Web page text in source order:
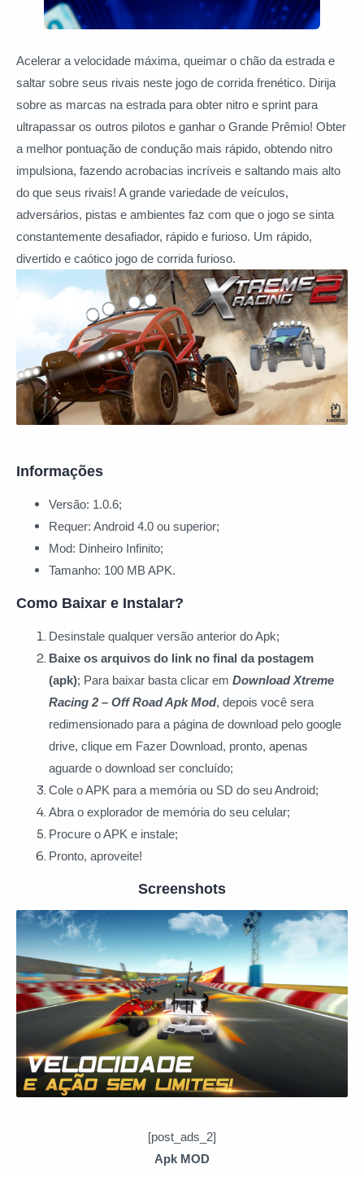
Acelerar a velocidade máxima, queimar o chão da estrada e
saltar sobre seus rivais neste jogo de corrida frenético. Dirija
sobre as marcas na estrada para obter nitro e sprint para
ultrapassar os outros pilotos e ganhar o Grande Prêmio! Obter
a melhor pontuação de condução mais rápido, obtendo nitro
impulsiona, fazendo acrobacias incríveis e saltando mais alto
do que seus rivais! A grande variedade de veículos,
adversários, pistas e ambientes faz com que o jogo se sinta
constantemente desafiador, rápido e furioso. Um rápido,
divertido e caótico jogo de corrida furioso.
Informações
Versão: 1.0.6;
Requer: Android 4.0 ou superior;
Mod: Dinheiro Infinito;
Tamanho: 100 MB APK.
Como Baixar e Instalar?
Desinstale qualquer versão anterior do Apk;
Baixe os arquivos do link no final da postagem
(apk); Para baixar basta clicar em Download Xtreme
Racing 2 – Off Road Apk Mod, depois você sera
redimensionado para a página de download pelo google
drive, clique em Fazer Download, pronto, apenas
aguarde o download ser concluído;
Cole o APK para a memória ou SD do seu Android;
Abra o explorador de memória do seu celular;
Procure o APK e instale;
Pronto, aproveite!
Screenshots
[post_ads_2]
Apk MOD